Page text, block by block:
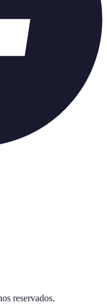
reservados.